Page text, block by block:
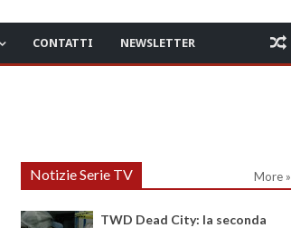
CONTATTI NEWSLETTER
Notizie Serie TV More »
TWD Dead City: la seconda